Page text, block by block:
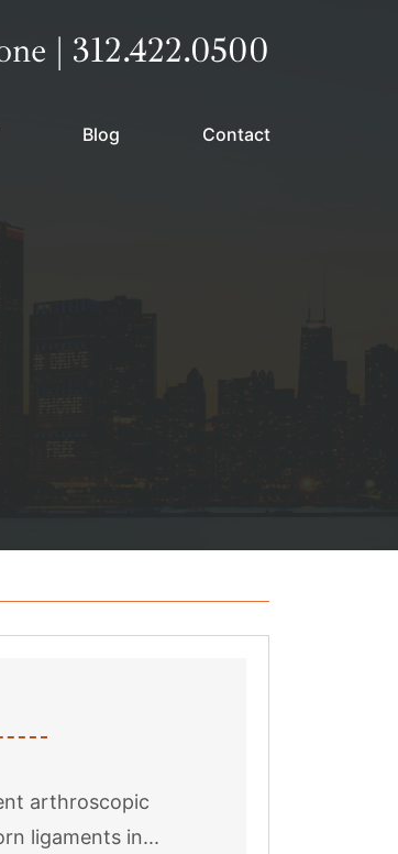
our office
| 312.422.0500
Blog Contact
arthroscopic
ligaments in...